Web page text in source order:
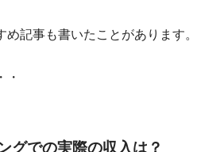
記事も書いたことがあります。
・
グでの実際の収入は？